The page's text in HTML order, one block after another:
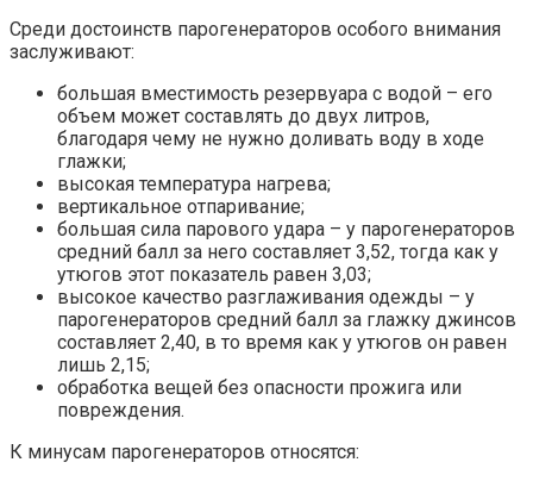
Среди достоинств парогенераторов особого внимания
заслуживают:
большая вместимость резервуара с водой – его
объем может составлять до двух литров,
благодаря чему не нужно доливать воду в ходе
глажки;
высокая температура нагрева;
вертикальное отпаривание;
большая сила парового удара – у парогенераторов
средний балл за него составляет 3,52, тогда как у
утюгов этот показатель равен 3,03;
высокое качество разглаживания одежды – у
парогенераторов средний балл за глажку джинсов
составляет 2,40, в то время как у утюгов он равен
лишь 2,15;
обработка вещей без опасности прожига или
повреждения.
К минусам парогенераторов относятся: